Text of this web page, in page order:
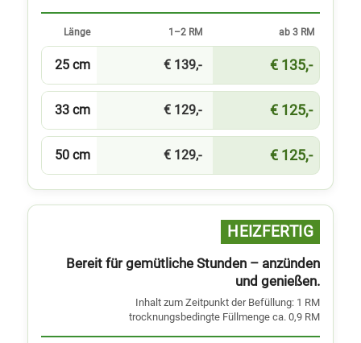
Länge 1–2 RM ab 3 RM
25 cm € 139,- € 135,-
33 cm € 129,- € 125,-
50 cm € 129,- € 125,-
HEIZ­FERTIG
Bereit für gemütliche Stunden – anzünden
und genießen.
Inhalt zum Zeitpunkt der Befüllung: 1 RM
trocknungsbedingte Füllmenge ca. 0,9 RM